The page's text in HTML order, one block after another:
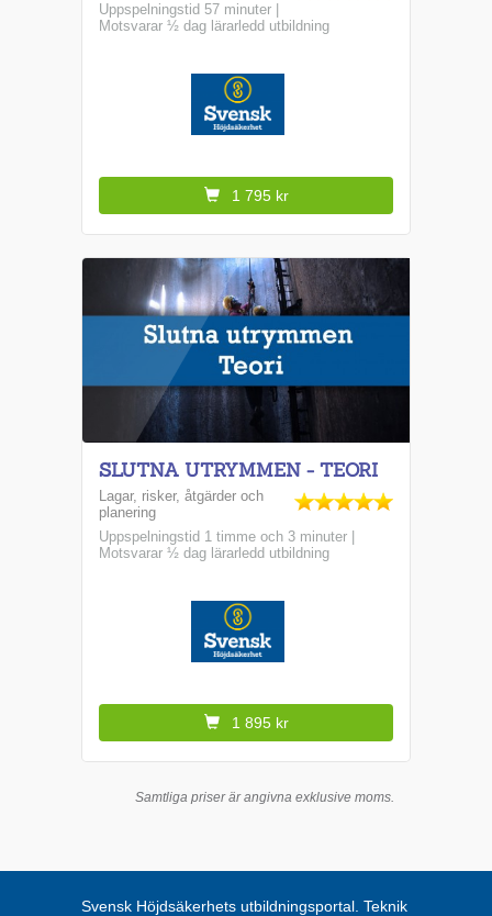
Uppspelningstid 57 minuter |
Motsvarar ½ dag lärarledd utbildning
1 795 kr
SLUTNA UTRYMMEN - TEORI
Lagar, risker, åtgärder och
planering
Uppspelningstid 1 timme och 3 minuter |
Motsvarar ½ dag lärarledd utbildning
1 895 kr
Samtliga priser är angivna exklusive moms.
Svensk Höjdsäkerhets utbildningsportal. Teknik